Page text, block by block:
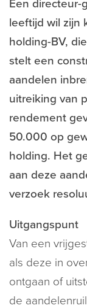
Een directeur-
leeftijd wil zijn
holding-BV,
stelt een
aandelen
uitreiking van
rendement
50.000 op
holding. Het
aan deze
verzoek
Uitgangspunt
Van een
als deze in
ontgaan of
de